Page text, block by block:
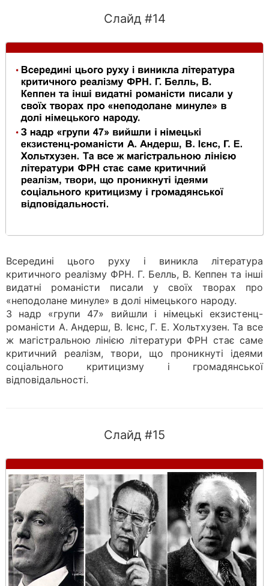
Слайд #14
Всередині цього руху і виникла література
критичного реалізму ФРН. Г. Белль, В. Кеппен та інші
видатні романісти писали у своїх творах про
«неподолане минуле» в долі німецького народу.
З надр «групи 47» вийшли і німецькі екзистенц-
романісти А. Андерш, В. Ієнс, Г. Е. Хольтхузен. Та все
ж магістральною лінією літератури ФРН стає саме
критичний реалізм, твори, що проникнуті ідеями
соціального критицизму і громадянської
відповідальності.
Слайд #15